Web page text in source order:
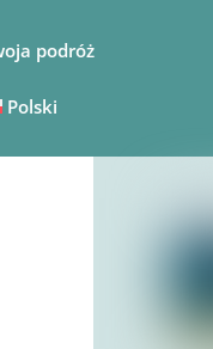
podróż
Polski